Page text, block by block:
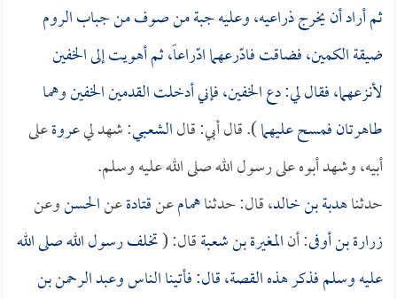
ثم أراد أن يخرج ذراعيه، وعليه جبة من صوف من جباب الروم
ضيقة الكمين، فضاقت فادّرعهما ادّراعاً، ثم أهويت إلى الخفين
لأنزعهما، فقال لي: دع الخفين، فإني أدخلت القدمين الخفين وهما
طاهرتان فمسح عليهما). قال أبي: قالالشعبي: شهد ليعروةعلى
أبيه، وشهد أبوه على رسول الله صلى الله عليه وسلم.
حدثناهدبة بن خالد، قال: حدثناهمامعنقتادةعنالحسنوعن
زرارة بن أوفى: أنالمغيرة بن شعبةقال: (تخلف رسول الله صلى الله
عليه وسلم فذكر هذه القصة، قال: فأتينا الناس وعبد الرحمن بن